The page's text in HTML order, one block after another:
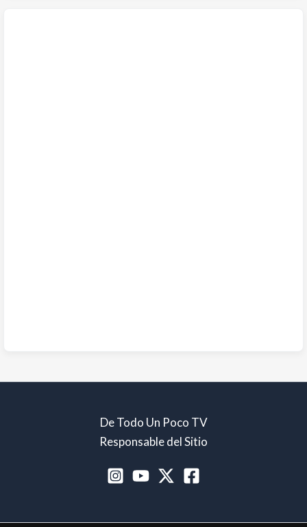
De Todo Un Poco TV
Responsable del Sitio